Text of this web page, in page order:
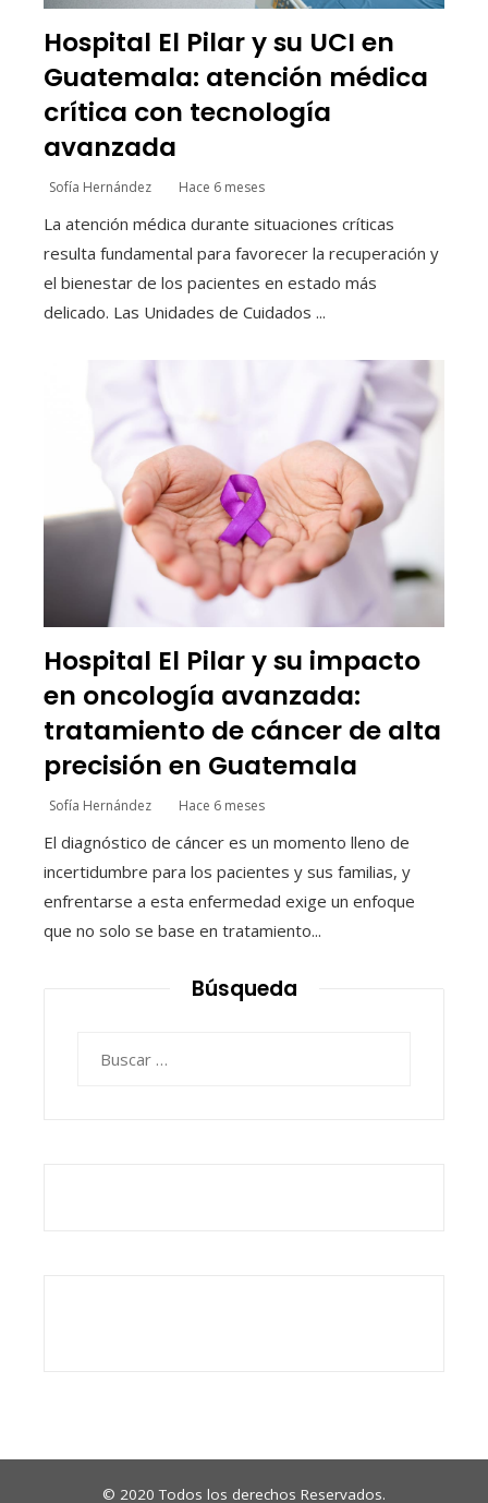
Hospital El Pilar y su UCI en
Guatemala: atención médica
crítica con tecnología
avanzada
Sofía Hernández Hace 6 meses
La atención médica durante situaciones críticas
resulta fundamental para favorecer la recuperación y
el bienestar de los pacientes en estado más
delicado. Las Unidades de Cuidados ...
Hospital El Pilar y su impacto
en oncología avanzada:
tratamiento de cáncer de alta
precisión en Guatemala
Sofía Hernández Hace 6 meses
El diagnóstico de cáncer es un momento lleno de
incertidumbre para los pacientes y sus familias, y
enfrentarse a esta enfermedad exige un enfoque
que no solo se base en tratamiento...
Búsqueda
© 2020 Todos los derechos Reservados.